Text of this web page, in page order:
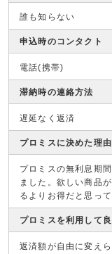
誰も知らない
申込時のコンタクト
電話(携帯)
滞納時の連絡方法
遅延なく返済
プロミスに決めた理由
プロミスの無利息期
ました。欲しい商品
るよりお得だと思って
プロミスを利用して
返済額が自由に変え